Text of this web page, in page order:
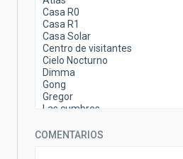
COMENTARIOS